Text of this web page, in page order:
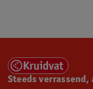
Steeds